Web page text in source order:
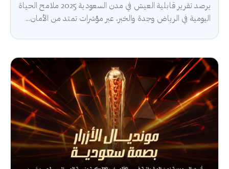
يرصد تقرير قابلية العيش في مدن السعودية 2025 ملامح الحياة
اليومية في الرياض وجدة والخبر، عبر مؤشرات تمتد من الأمان...